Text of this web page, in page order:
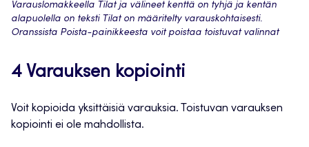
Varauslomakkeella Tilat ja välineet kenttä on tyhjä ja kentän
alapuolella on teksti Tilat on määritelty varauskohtaisesti.
Oranssista Poista-painikkeesta voit poistaa toistuvat valinnat
4 Varauksen kopiointi
Voit kopioida yksittäisiä varauksia. Toistuvan varauksen
kopiointi ei ole mahdollista.